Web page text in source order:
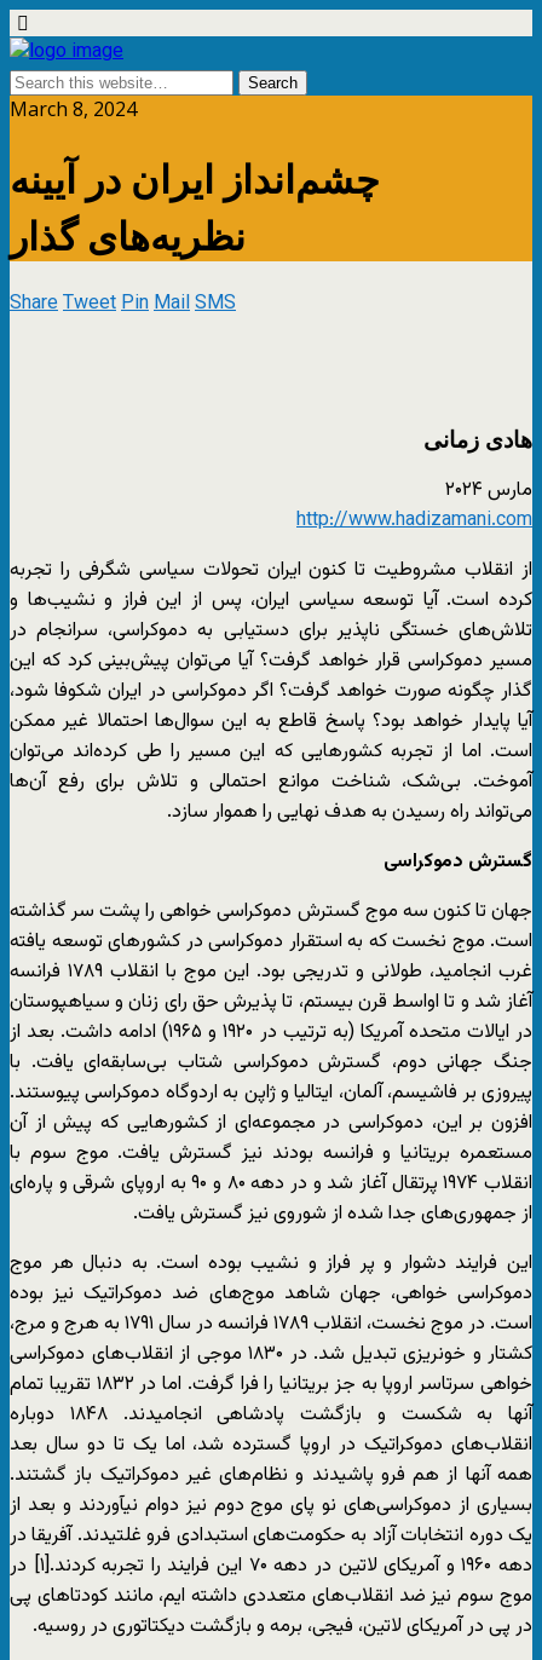
March 8, 2024
چشم‌انداز ایران در آیینه
نظریه‌های گذار
ShareTweetPinMailSMS
هادی زمانی
مارس ۲۰۲۴
http://www.hadizamani.com
از انقلاب مشروطیت تا کنون ایران تحولات سیاسی شگرفی را تجربه
کرده است. آیا توسعه سیاسی ایران، پس از این فراز و نشیب‌ها و
تلاش‌های خستگی ناپذیر برای دستیابی به دموکراسی، سرانجام در
مسیر دموکراسی قرار خواهد گرفت؟ آیا می‌توان پیش‌بینی کرد که این
گذار چگونه صورت خواهد گرفت؟ اگر دموکراسی در ایران شکوفا شود،
آیا پایدار خواهد بود؟ پاسخ قاطع به این سوال‌ها احتمالا غیر ممکن
است. اما از تجربه کشورهایی که این مسیر را طی کرده‌اند می‌توان
آموخت. بی‌شک، شناخت موانع احتمالی و تلاش برای رفع آن‌ها
می‌تواند راه رسیدن به هدف نهایی را هموار سازد.
گسترش دموکراسی
جهان تا کنون سه موج گسترش دموکراسی خواهی را پشت سر گذاشته
است. موج نخست که به استقرار دموکراسی در کشورهای توسعه یافته
غرب انجامید، طولانی و تدریجی بود. این موج با انقلاب ۱۷۸۹ فرانسه
آغاز شد و تا اواسط قرن بیستم، تا پذیرش حق رای زنان و سیاهپوستان
در ایالات متحده آمریکا (به ترتیب در ۱۹۲۰ و ۱۹۶۵) ادامه داشت. بعد از
جنگ جهانی دوم، گسترش دموکراسی شتاب بی‌سابقه‌ای یافت. با
پیروزی بر فاشیسم، آلمان، ایتالیا و ژاپن به اردوگاه دموکراسی پیوستند.
افزون بر این، دموکراسی در مجموعه‌ای از کشورهایی که پیش از آن
مستعمره بریتانیا و فرانسه بودند نیز گسترش یافت. موج سوم با
انقلاب ۱۹۷۴ پرتقال آغاز شد و در دهه ۸۰ و ۹۰ به اروپای شرقی و پاره‌ای
از جمهوری‌های جدا شده از شوروی نیز گسترش یافت.
این فرایند دشوار و پر فراز و نشیب بوده است. به دنبال هر موج‌
دموکراسی خواهی، جهان شاهد موج‌های ضد دموکراتیک نیز بوده
است. در موج نخست، انقلاب ۱۷۸۹ فرانسه در سال ۱۷۹۱ به هرج و مرج،
کشتار و خونریزی تبدیل شد. در ۱۸۳۰ موجی از انقلاب‌های دموکراسی
خواهی سرتاسر اروپا به جز بریتانیا را فرا گرفت. اما در ۱۸۳۲ تقریبا تمام
آنها به شکست و بازگشت پادشاهی انجامیدند. ۱۸۴۸ دوباره
انقلاب‌های دموکراتیک در اروپا گسترده شد، اما یک تا دو سال بعد
همه آنها از هم فرو پاشیدند و نظام‌های غیر دموکراتیک باز گشتند.
بسیاری از دموکراسی‌های نو پای موج دوم نیز دوام نیآوردند و بعد از
یک دوره انتخابات آزاد به حکومت‌های استبدادی فرو غلتیدند. آفریقا در
دهه ۱۹۶۰ و آمریکای لاتین در دهه ۷۰ این فرایند را تجربه کردند.[۱] در
موج سوم نیز ضد انقلاب‌های متعددی داشته ایم، مانند کودتاهای پی
در پی در آمریکای لاتین، فیجی، برمه و بازگشت دیکتاتوری در روسیه.